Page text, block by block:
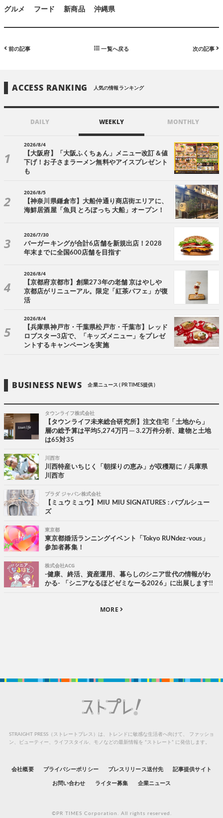
グルメ フード 新商品 沖縄県
前の記事 一覧へ戻る 次の記事
ACCESS RANKING 人気の情報ランキング
DAILY WEEKLY MONTHLY
2026/8/4
【大阪府】「大阪ふくちぁん」メニュー改訂＆値
下げ！お子さまラーメン無料やアイスプレゼント
も
2026/8/5
【神奈川県鎌倉市】大船仲通り商店街エリアに、
海鮮居酒屋「魚貝 とろぼっち 大船」オープン！
2026/7/30
バーガーキングが合計6店舗を新規出店！2028
年末までに全国600店舗を目指す
2026/8/4
【京都府京都市】創業273年の老舗 京はやしや
京都店がリニューアル。限定「紅茶パフェ」が復
活
2026/8/4
【兵庫県神戸市・千葉県松戸市・千葉市】レッド
ロブスター3店で、「キッズメニュー」をプレゼ
ントするキャンペーンを実施
BUSINESS NEWS 企業ニュース ( PR TIMES提供 )
タウンライフ株式会社
【タウンライフ未来総合研究所】注文住宅「土地から」
層の総予算は平均5,274万円 ─ 3.2万件分析、建物と土地
は65対35
川西市
川西特産いちじく「朝採りの恵み」が収穫期に / 兵庫県
川西市
プラダ ジャパン株式会社
【ミュウミュウ】MIU MIU SIGNATURES : バブルシュー
ズ
東京都
東京都婚活ランニングイベント「Tokyo RUNdez-vous」
参加者募集！
株式会社ACG
-健康、終活、資産運用、暮らしのシニア世代の情報がわ
かる- 「シニアなるほどゼミなーる2026」に出展します!!
MORE
STRAIGHT PRESS（ストレートプレス）は、トレンドに敏感な生活者へ向けて、
ファッショ
ン、ビューティー、ライフスタイル、モノなどの最新情報を “ストレート” に発信します。
会社概要 プライバシーポリシー プレスリリース送付先 記事提供サイト
お問い合わせ ライター募集 企業ニュース
©PR TIMES Corporation. All rights reserved.